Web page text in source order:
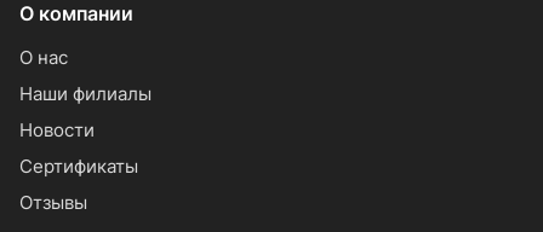
О компании
О нас
Наши филиалы
Новости
Сертификаты
Отзывы